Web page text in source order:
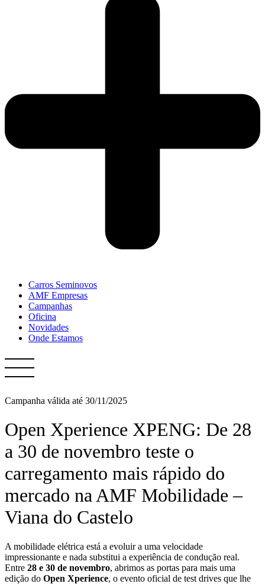
Carros Seminovos
AMF Empresas
Campanhas
Oficina
Novidades
Onde Estamos
Campanha válida até 30/11/2025
Open Xperience XPENG: De 28
a 30 de novembro teste o
carregamento mais rápido do
mercado na AMF Mobilidade –
Viana do Castelo
A mobilidade elétrica está a evoluir a uma velocidade
impressionante e nada substitui a experiência de condução real.
Entre 28 e 30 de novembro, abrimos as portas para mais uma
edição do Open Xperience, o evento oficial de test drives que lhe